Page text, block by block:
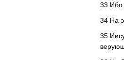
33 Ибо
34 На
35